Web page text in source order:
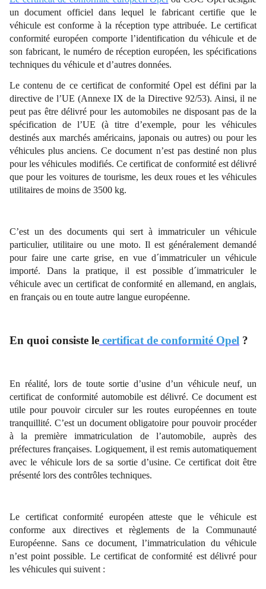
un document officiel dans lequel le fabricant certifie que le
véhicule est conforme à la réception type attribuée. Le certificat
conformité européen comporte l’identification du véhicule et de
son fabricant, le numéro de réception européen, les spécifications
techniques du véhicule et d’autres données.
Le contenu de ce certificat de conformité Opel est défini par la
directive de l’UE (Annexe IX de la Directive 92/53). Ainsi, il ne
peut pas être délivré pour les automobiles ne disposant pas de la
spécification de l’UE (à titre d’exemple, pour les véhicules
destinés aux marchés américains, japonais ou autres) ou pour les
véhicules plus anciens. Ce document n’est pas destiné non plus
pour les véhicules modifiés. Ce certificat de conformité est délivré
que pour les voitures de tourisme, les deux roues et les véhicules
utilitaires de moins de 3500 kg.
C’est un des documents qui sert à immatriculer un véhicule
particulier, utilitaire ou une moto. Il est généralement demandé
pour faire une carte grise, en vue d´immatriculer un véhicule
importé. Dans la pratique, il est possible d´immatriculer le
véhicule avec un certificat de conformité en allemand, en anglais,
en français ou en toute autre langue européenne.
En quoi consiste le certificat de conformité Opel ?
En réalité, lors de toute sortie d’usine d’un véhicule neuf, un
certificat de conformité automobile est délivré. Ce document est
utile pour pouvoir circuler sur les routes européennes en toute
tranquillité. C’est un document obligatoire pour pouvoir procéder
à la première immatriculation de l’automobile, auprès des
préfectures françaises. Logiquement, il est remis automatiquement
avec le véhicule lors de sa sortie d’usine. Ce certificat doit être
présenté lors des contrôles techniques.
Le certificat conformité européen atteste que le véhicule est
conforme aux directives et règlements de la Communauté
Européenne. Sans ce document, l’immatriculation du véhicule
n’est point possible. Le certificat de conformité est délivré pour
les véhicules qui suivent :